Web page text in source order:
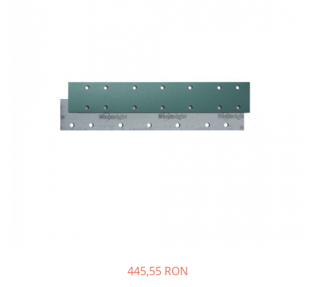
Pahare de amestec
Tinichigerie
445,55 RON